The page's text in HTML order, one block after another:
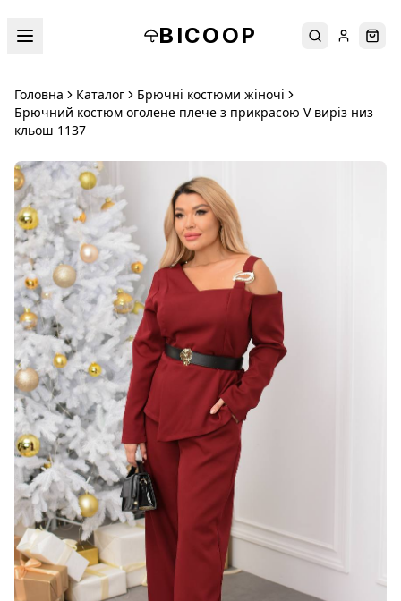
BICOOP ПошукУвійти
Головна Каталог
Брючні костюми жіночі
Брючний костюм оголене плече з прикрасою V виріз низ
кльош 1137